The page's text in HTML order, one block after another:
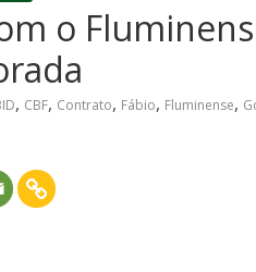
o
, CBF, Contrato, Fábio, Fluminense,